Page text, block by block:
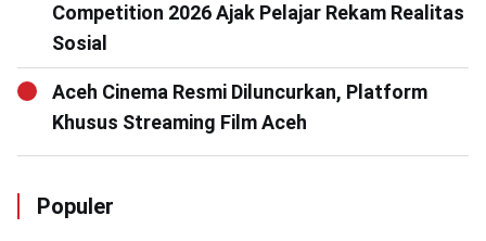
Competition 2026 Ajak Pelajar Rekam Realitas
Sosial
Aceh Cinema Resmi Diluncurkan, Platform
Khusus Streaming Film Aceh
Populer